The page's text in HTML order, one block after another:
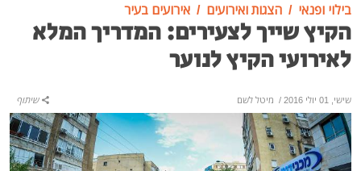
בילוי ופנאי הצגות ואירועים אירועים בעיר
הקיץ שייך לצעירים: המדריך המלא
לאירועי הקיץ לנוער
שישי, 01 יולי 2016 / מיטל לשם שיתוף